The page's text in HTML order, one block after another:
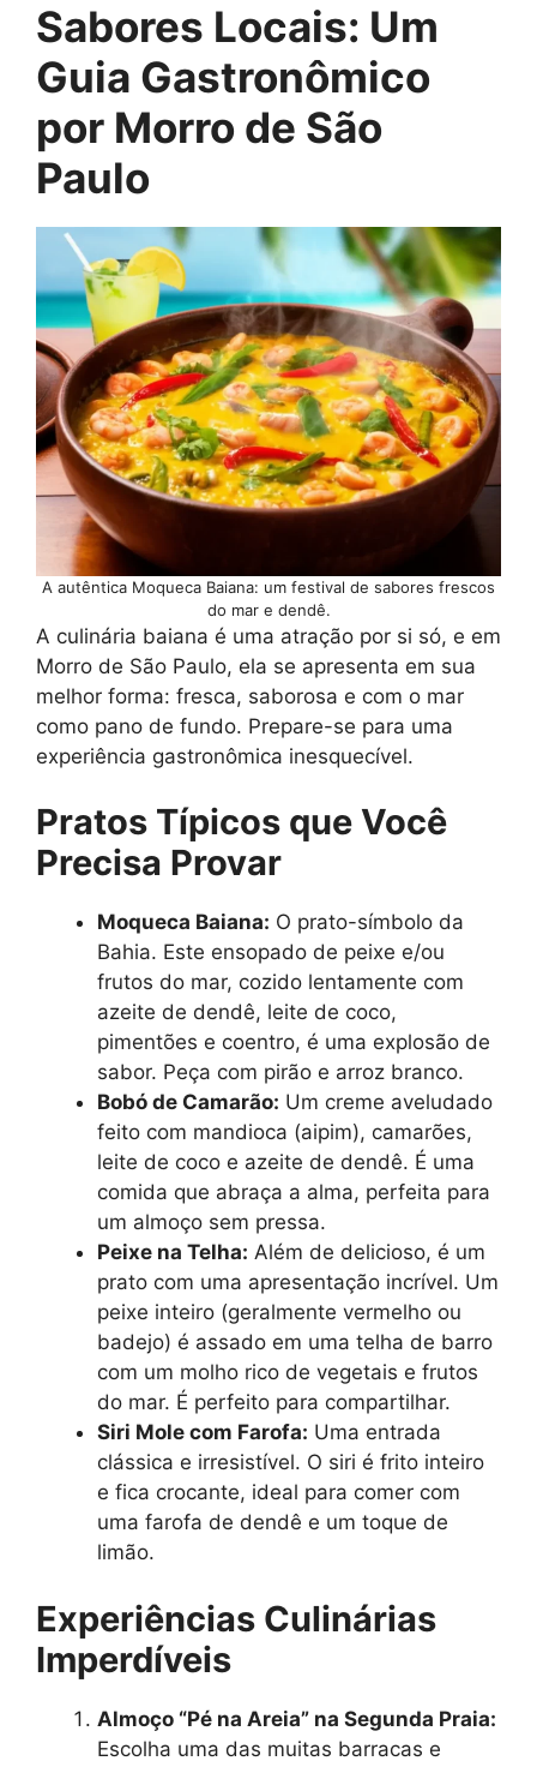
Sabores Locais: Um
Guia Gastronômico
por Morro de São
Paulo
A autêntica Moqueca Baiana: um festival de sabores frescos
do mar e dendê.
A culinária baiana é uma atração por si só, e em
Morro de São Paulo, ela se apresenta em sua
melhor forma: fresca, saborosa e com o mar
como pano de fundo. Prepare-se para uma
experiência gastronômica inesquecível.
Pratos Típicos que Você
Precisa Provar
Moqueca Baiana: O prato-símbolo da
Bahia. Este ensopado de peixe e/ou
frutos do mar, cozido lentamente com
azeite de dendê, leite de coco,
pimentões e coentro, é uma explosão de
sabor. Peça com pirão e arroz branco.
Bobó de Camarão: Um creme aveludado
feito com mandioca (aipim), camarões,
leite de coco e azeite de dendê. É uma
comida que abraça a alma, perfeita para
um almoço sem pressa.
Peixe na Telha: Além de delicioso, é um
prato com uma apresentação incrível. Um
peixe inteiro (geralmente vermelho ou
badejo) é assado em uma telha de barro
com um molho rico de vegetais e frutos
do mar. É perfeito para compartilhar.
Siri Mole com Farofa: Uma entrada
clássica e irresistível. O siri é frito inteiro
e fica crocante, ideal para comer com
uma farofa de dendê e um toque de
limão.
Experiências Culinárias
Imperdíveis
Almoço “Pé na Areia” na Segunda Praia:
Escolha uma das muitas barracas e